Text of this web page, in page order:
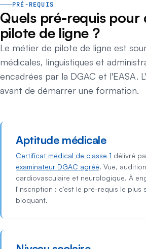
PRÉ-REQUIS
Quels pré-requis pour
pilote de ligne ?
Le métier de pilote de ligne est
médicales, linguistiques et
encadrées par la DGAC et l'EASA.
avant de démarrer une formation.
Aptitude médicale
Certificat médical de classe 1 délivré
examinateur DGAC agréé. Vue,
cardiovasculaire et neurologique. À
l'inscription : c'est le pré-requis le plus
bloquant.